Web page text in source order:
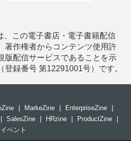
、この電子書店・電子書籍配信
著作権者からコンテンツ使用許
版配信サービスであることを示
登録番号 第12291001号）です。
MarkeZine EnterpriseZine
SalesZine HRzine ProductZine
イベント